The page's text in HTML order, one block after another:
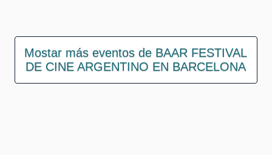
Mostar más eventos de BAAR FESTIVAL
DE CINE ARGENTINO EN BARCELONA